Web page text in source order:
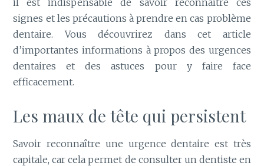
signes et les précautions à prendre en cas problème
dentaire. Vous découvrirez dans cet article
d’importantes informations à propos des urgences
dentaires et des astuces pour y faire face
efficacement.
Les maux de tête qui persistent
Savoir reconnaître une urgence dentaire est très
capitale, car cela permet de consulter un dentiste en